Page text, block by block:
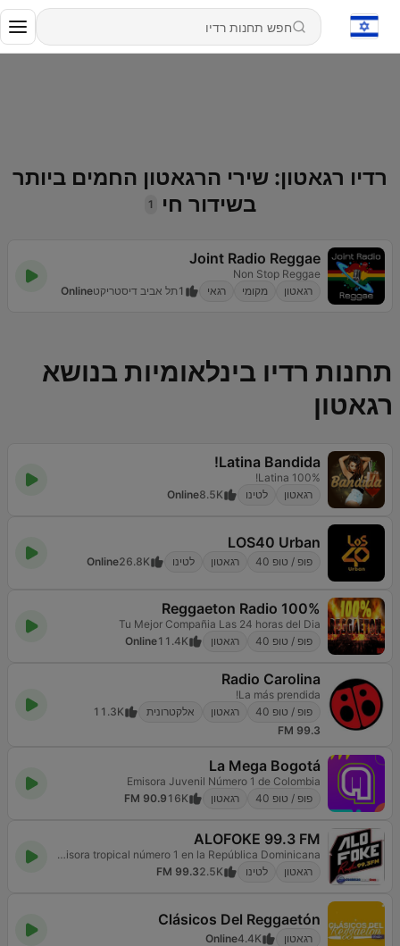
רדיו רגאטון: שירי הרגאטון החמים ביותר
בשידור חי
1
Joint Radio Reggae
Non Stop Reggae
רגאטון
מקומי רגאי 1תל אביב דיסטריקטOnline
תחנות רדיו בינלאומיות בנושא
רגאטון
Latina Bandida!
100% Latina!
רגאטון
לטינו 8.5K
Online
LOS40 Urban
פופ / טופ 40 רגאטון לטינו 26.8K
Online
100% Reggaeton Radio
Tu Mejor Compañia Las 24 horas del Dia
פופ / טופ 40
רגאטון 11.4K
Online
Radio Carolina
La más prendida!
פופ / טופ 40
רגאטון אלקטרונית
11.3K
99.3 FM
La Mega Bogotá
Emisora Juvenil Número 1 de Colombia
פופ / טופ 40
רגאטון 16K
90.9 FM
ALOFOKE 99.3 FM
La emisora tropical número 1 en la República Dominicana
רגאטון
לטינו 2.5K
99.3 FM
Clásicos Del Reggaetón
רגאטון 4.4K
Online